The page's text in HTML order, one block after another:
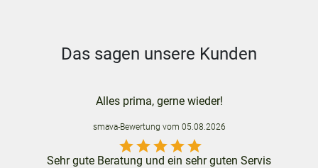
Das sagen unsere Kunden
Alles prima, gerne wieder!
smava-Bewertung vom 05.08.2026
starstarstarstarstar
Sehr gute Beratung und ein sehr guten Servis